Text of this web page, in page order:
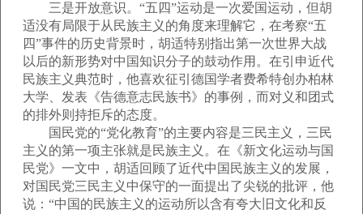
三是开放意识。“五四”运动是一次爱国运动，但胡
适没有局限于从民族主义的角度来理解它，在考察“五
四”事件的历史背景时，胡适特别指出第一次世界大战
以后的新形势对中国知识分子的鼓动作用。在引申近代
民族主义典范时，他喜欢征引德国学者费希特创办柏林
大学、发表《告德意志民族书》的事例，而对义和团式
的排外则持拒斥的态度。
国民党的“党化教育”的主要内容是三民主义，三民
主义的第一项主张就是民族主义。在《新文化运动与国
民党》一文中，胡适回顾了近代中国民族主义的发展，
对国民党三民主义中保守的一面提出了尖锐的批评，他
说：“中国的民族主义的运动所以含有夸大旧文化和反